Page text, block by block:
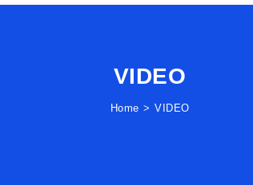
VIDEO
Home VIDEO